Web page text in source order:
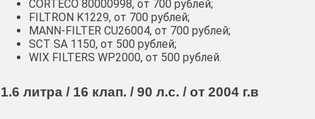
CORTECO 80000998, от 700 рублей;
FILTRON K1229, от 700 рублей;
MANN-FILTER CU26004, от 700 рублей;
SCT SA 1150, от 500 рублей;
WIX FILTERS WP2000, от 500 рублей.
1.6 литра / 16 клап. / 90 л.с. / от 2004 г.в